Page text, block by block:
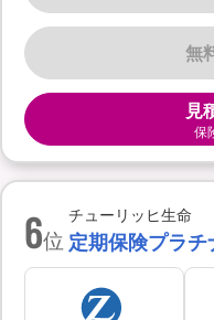
無
見
保
6位
チューリッヒ生命
定期保険プラチ